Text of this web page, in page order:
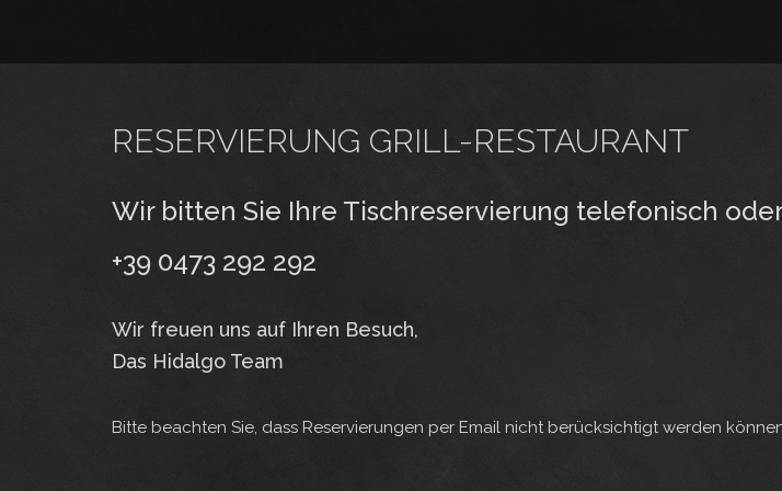
RESERVIERUNG GRILL-RESTAURANT
Wir bitten Sie Ihre Tischreservierung telefonisch
+39 0473 292 292
Wir freuen uns auf Ihren Besuch,
Das Hidalgo Team
Bitte beachten Sie, dass Reservierungen per Email nicht berücksichtigt werden